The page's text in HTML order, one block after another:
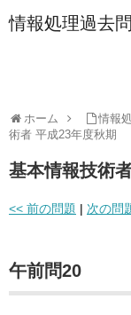
情報処理過去
ホーム 情報
術者 平成23年度秋期
基本情報技術
<< 前の問題 | 次の問
午前問20